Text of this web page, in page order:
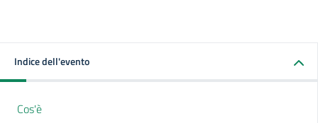
Indice dell'evento
Cos'è